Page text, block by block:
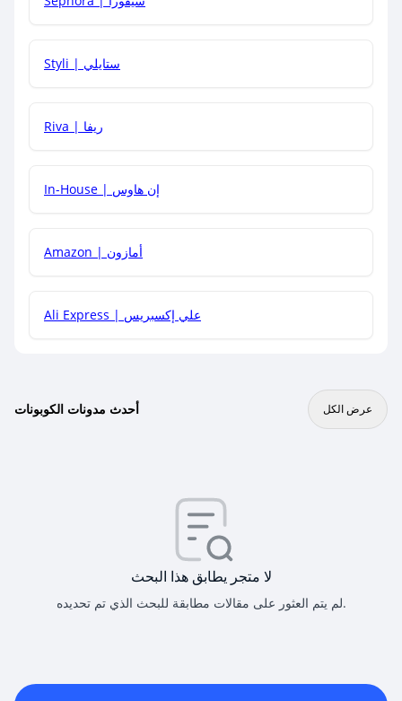
هل يمكنني جمع كود خصم مع العروض الأخرى؟
Styli | ستايلي
Riva | ريفا
In-House | إن هاوس
Amazon | أمازون
Ali Express | علي إكسبريس
أحدث مدونات الكوبونات عرض الكل
لا متجر يطابق هذا البحث
لم يتم العثور على مقالات مطابقة للبحث الذي تم تحديده.